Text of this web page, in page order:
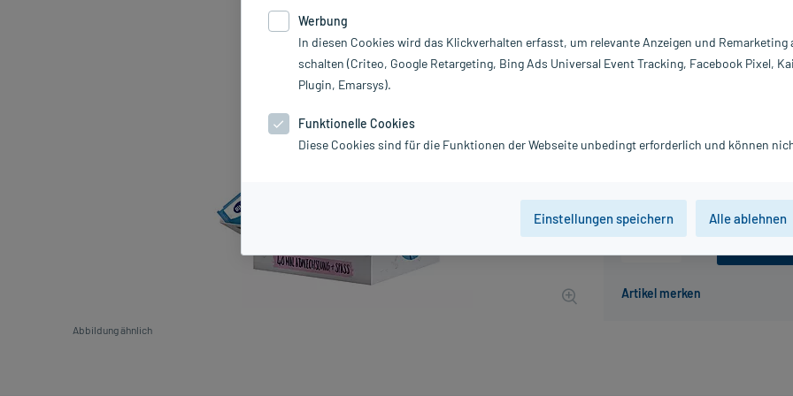
Abbildung ähnlich
21,42 € UVP 21,99 € 215
PZN:
Hersteller:
Werbung
In diesen Cookies wird das Klickverhalten erfasst, um relevante Anzeigen und Remarketing
schalten (Criteo, Google Retargeting, Bing Ads Universal Event Tracking, Facebook Pixel,
Plugin, Emarsys).
Funktionelle Cookies
Diese Cookies sind für die Funktionen der Webseite unbedingt erforderlich und können
Einstellungen speichern Alle ablehnen